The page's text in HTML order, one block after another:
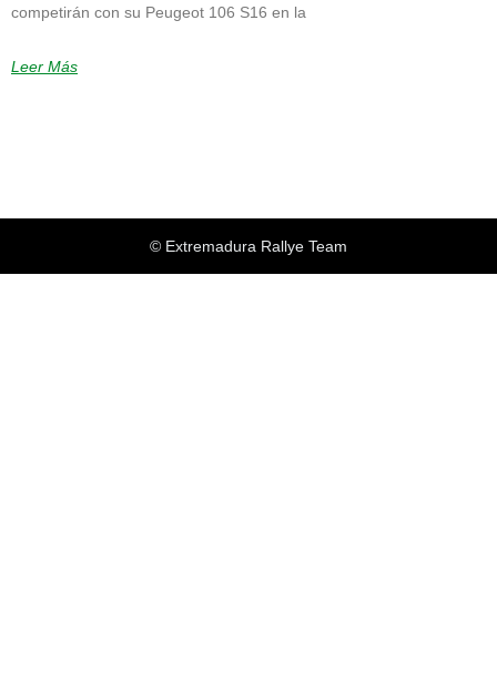
competirán con su Peugeot 106 S16 en la
Leer Más
© Extremadura Rallye Team